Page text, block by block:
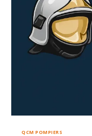
QCM POMPIERS